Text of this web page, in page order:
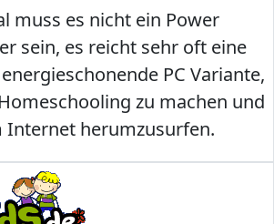
muss es nicht ein Power
sein, es reicht sehr oft eine
PC Variante,
zu machen und
Internet herumzusurfen.